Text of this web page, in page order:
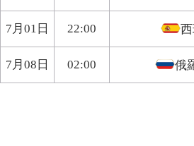
7月01日 22:00
7月08日 02:00 俄